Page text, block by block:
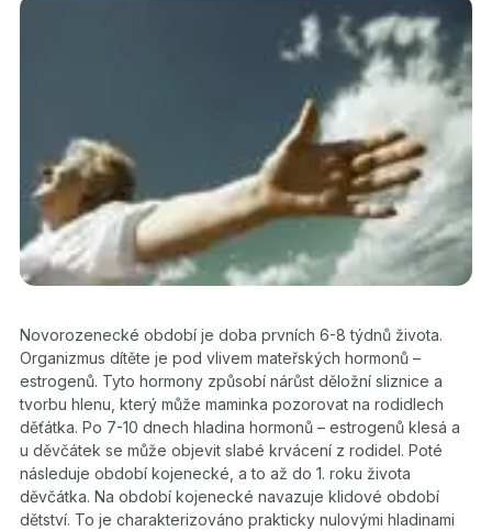
Novorozenecké období je doba prvních 6-8 týdnů života.
Organizmus dítěte je pod vlivem mateřských hormonů –
estrogenů. Tyto hormony způsobí nárůst děložní sliznice a
tvorbu hlenu, který může maminka pozorovat na rodidlech
děťátka. Po 7-10 dnech hladina hormonů – estrogenů klesá a
u děvčátek se může objevit slabé krvácení z rodidel. Poté
následuje období kojenecké, a to až do 1. roku života
děvčátka. Na období kojenecké navazuje klidové období
dětství. To je charakterizováno prakticky nulovými hladinami